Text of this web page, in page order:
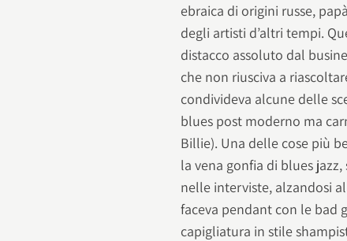
ebraica di origini russe,
degli artisti d’altri tempi.
distacco assoluto dal
che non riusciva a
condivideva alcune delle
blues post moderno ma
Billie). Una delle cose più
la vena gonfia di blues
nelle interviste, alzandosi
faceva pendant con le bad
capigliatura in stile